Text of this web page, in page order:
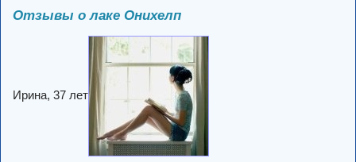
Отзывы о лаке Онихелп
Ирина, 37 лет